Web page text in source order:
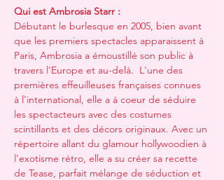
Qui est Ambrosia Starr :
Débutant le burlesque en 2005, bien avant
que les premiers spectacles apparaissent à
Paris, Ambrosia a émoustillé son public à
travers l'Europe et au-delà.  L'une des
premières effeuilleuses françaises connues
à l'international, elle a à coeur de séduire
les spectacteurs avec des costumes
scintillants et des décors originaux. Avec un
répertoire allant du glamour hollywoodien à
l'exotisme rétro, elle a su créer sa recette
de Tease, parfait mélange de séduction et